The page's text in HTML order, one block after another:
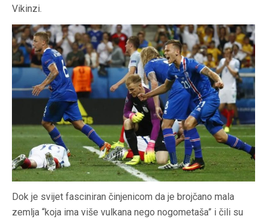
Vikinzi.
Dok je svijet fasciniran činjenicom da je brojčano mala
zemlja “koja ima više vulkana nego nogometaša” i čili su